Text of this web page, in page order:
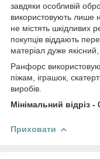
завдяки особливій
використовують лише
не містять шкідливих
покупців віддають
матеріал дуже якісний,
Ранфорс
піжам, іграшок,
виробів.
Мінімальний відріз -
Приховати